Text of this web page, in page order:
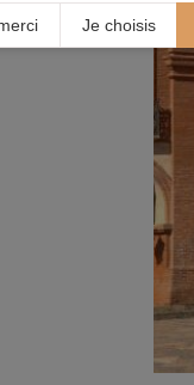
Saveurs.Je choisis